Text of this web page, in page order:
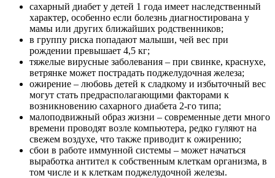
сахарный диабет у детей 1 года имеет наследственный
характер, особенно если болезнь диагностирована у
мамы или других ближайших родственников;
в группу риска попадают малыши, чей вес при
рождении превышает 4,5 кг;
тяжелые вирусные заболевания – при свинке, краснухе,
ветрянке может пострадать поджелудочная железа;
ожирение – любовь детей к сладкому и избыточный вес
могут стать предрасполагающими факторами к
возникновению сахарного диабета 2-го типа;
малоподвижный образ жизни – современные дети много
времени проводят возле компьютера, редко гуляют на
свежем воздухе, что также приводит к ожирению;
сбои в работе иммунной системы – может начаться
выработка антител к собственным клеткам организма, в
том числе и к клеткам поджелудочной железы.